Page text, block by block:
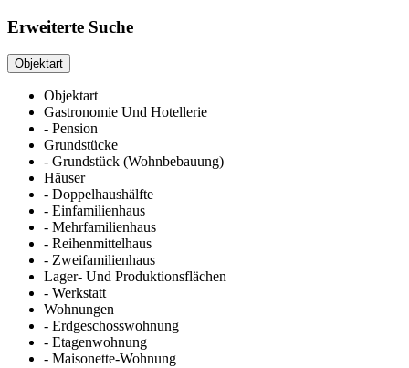
Erweiterte Suche
Objektart
Objektart
Gastronomie Und Hotellerie
- Pension
Grundstücke
- Grundstück (Wohnbebauung)
Häuser
- Doppelhaushälfte
- Einfamilienhaus
- Mehrfamilienhaus
- Reihenmittelhaus
- Zweifamilienhaus
Lager- Und Produktionsflächen
- Werkstatt
Wohnungen
- Erdgeschosswohnung
- Etagenwohnung
- Maisonette-Wohnung